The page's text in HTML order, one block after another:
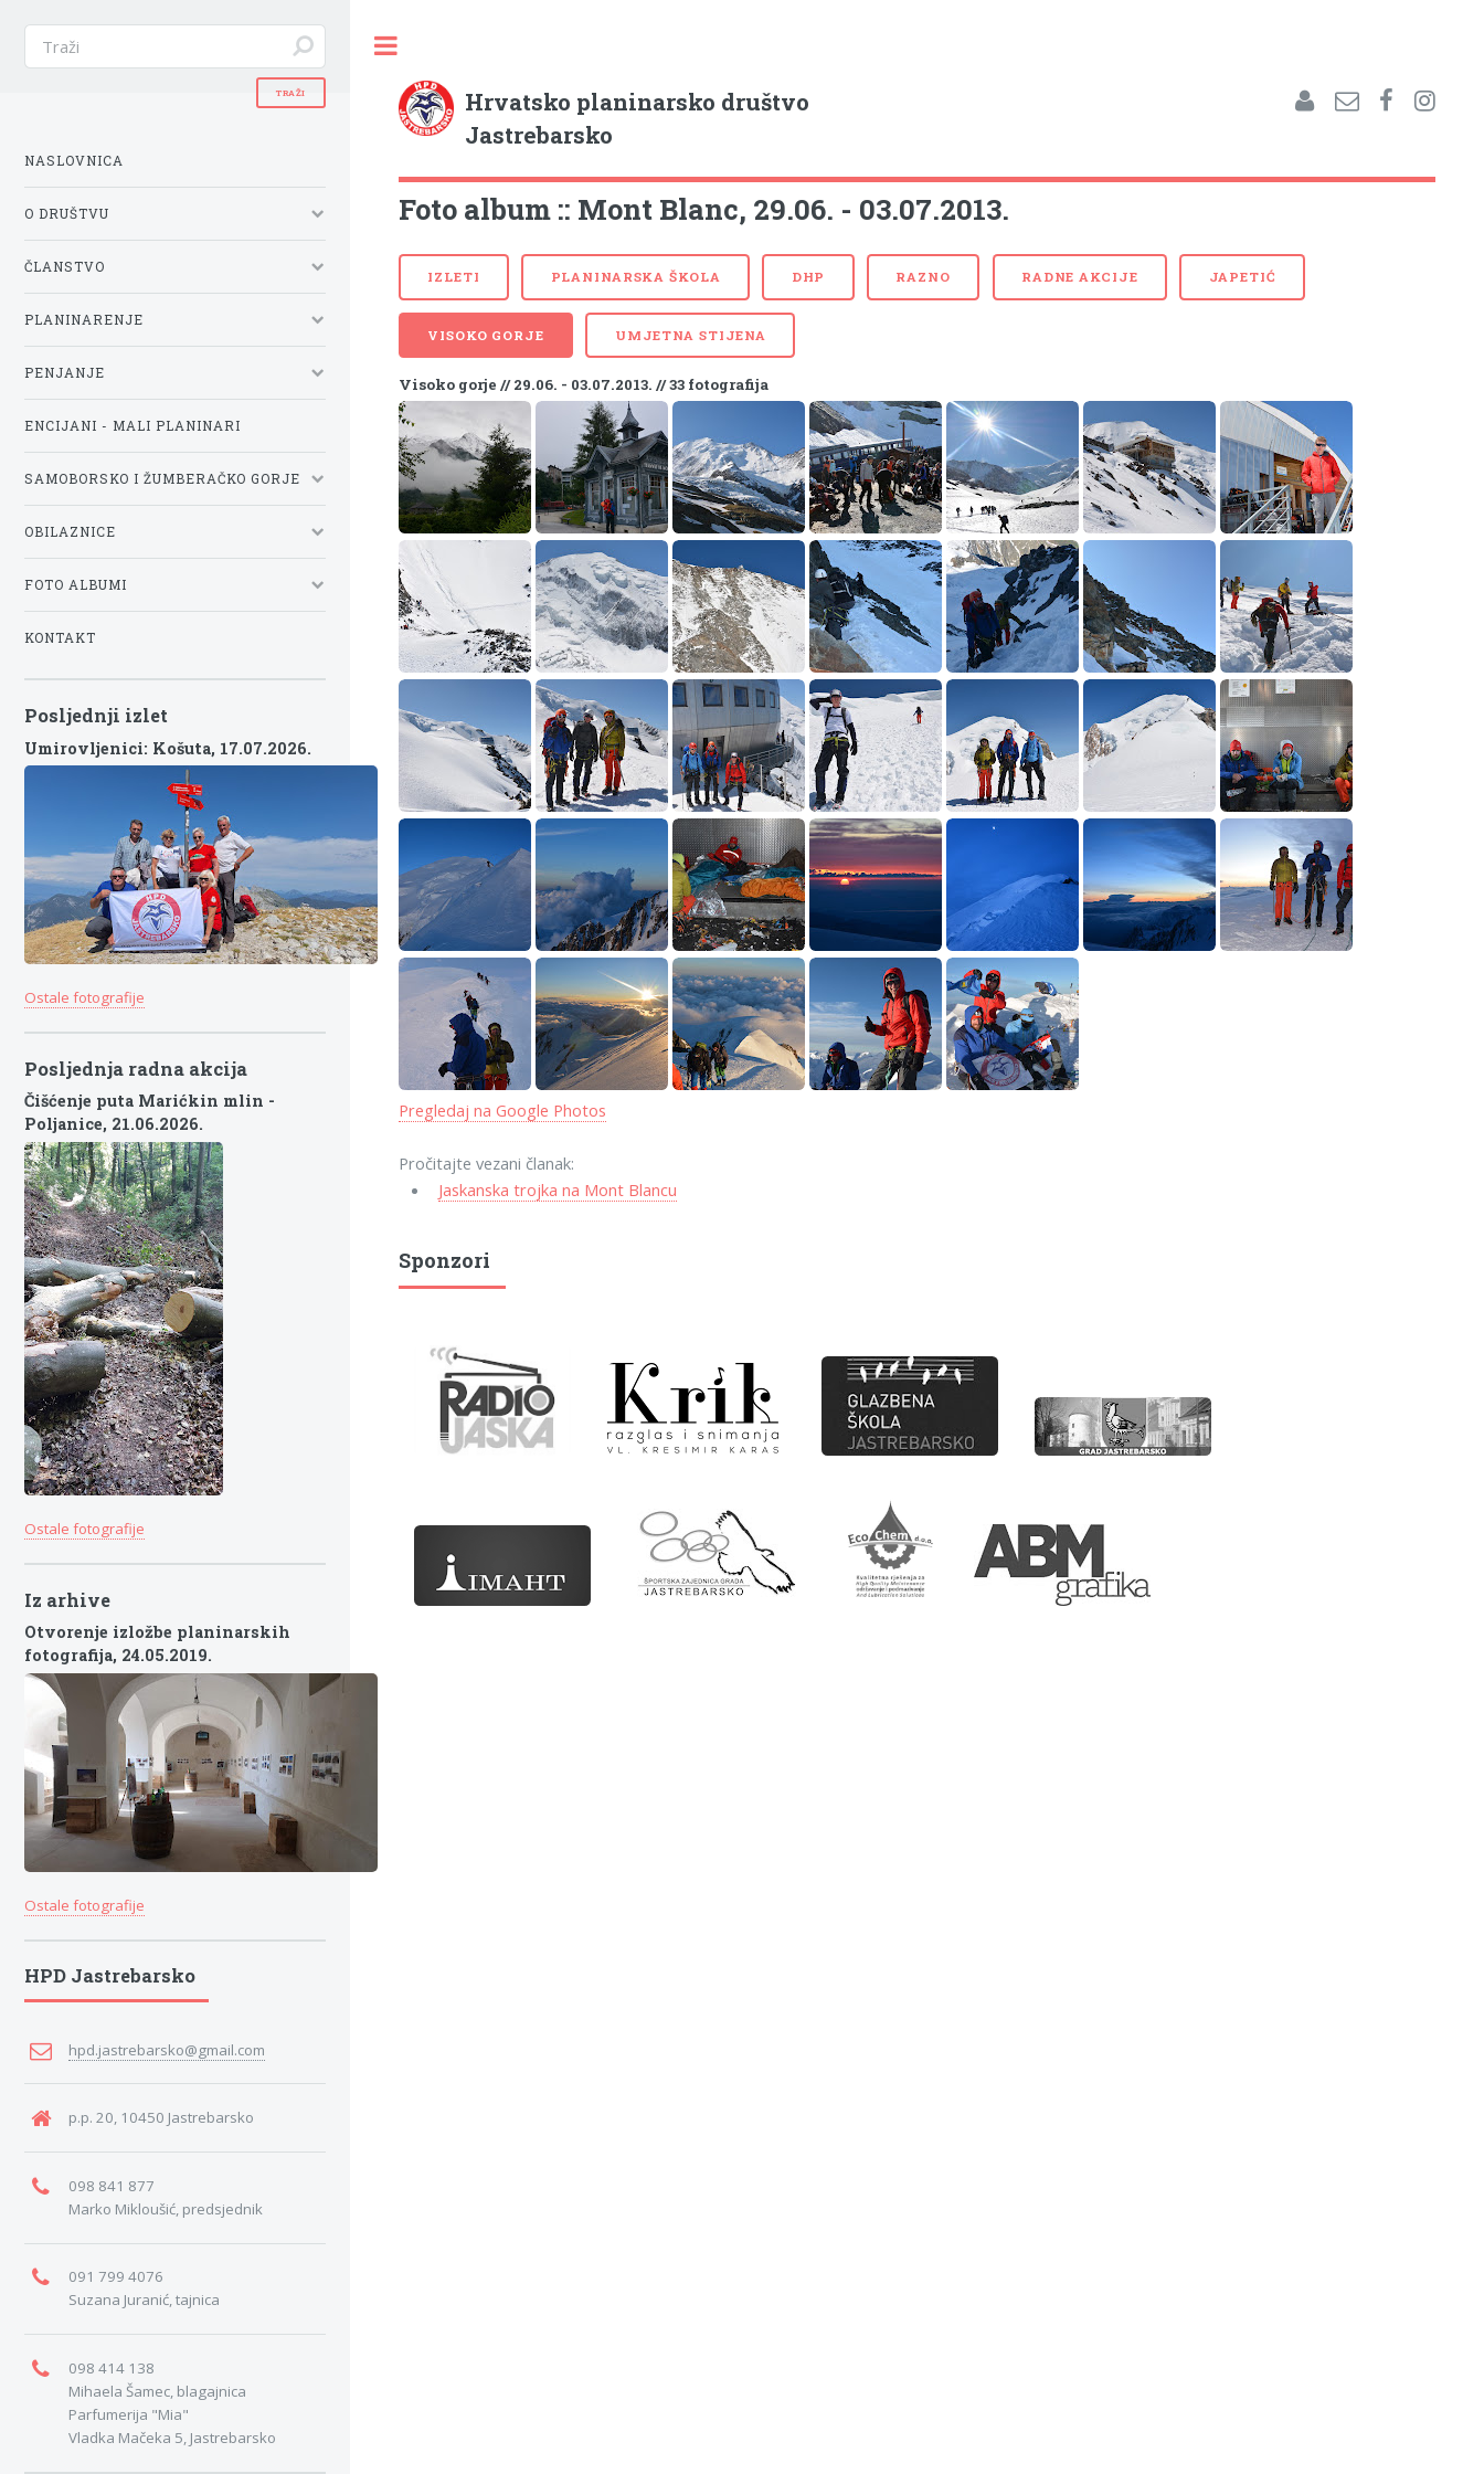
Hrvatsko planinarsko društvo
Jastrebarsko
Foto album :: Mont Blanc, 29.06. - 03.07.2013.
IZLETI PLANINARSKA ŠKOLA DHP RAZNO RADNE AKCIJE JAPETIĆ
VISOKO GORJE UMJETNA STIJENA
Visoko gorje // 29.06. - 03.07.2013. // 33 fotografija
Pregledaj na Google Photos
Pročitajte vezani članak:
Jaskanska trojka na Mont Blancu
Sponzori
NASLOVNICA
O DRUŠTVU
ČLANSTVO
PLANINARENJE
PENJANJE
ENCIJANI - MALI PLANINARI
SAMOBORSKO I ŽUMBERAČKO GORJE
OBILAZNICE
FOTO ALBUMI
KONTAKT
Posljednji izlet
Umirovljenici: Košuta, 17.07.2026.
Ostale fotografije
Posljednja radna akcija
Čišćenje puta Marićkin mlin -
Poljanice, 21.06.2026.
Ostale fotografije
Iz arhive
Otvorenje izložbe planinarskih
fotografija, 24.05.2019.
Ostale fotografije
HPD Jastrebarsko
hpd.jastrebarsko@gmail.com
p.p. 20, 10450 Jastrebarsko
098 841 877
Marko Mikloušić, predsjednik
091 799 4076
Suzana Juranić, tajnica
098 414 138
Mihaela Šamec, blagajnica
Parfumerija "Mia"
Vladka Mačeka 5, Jastrebarsko